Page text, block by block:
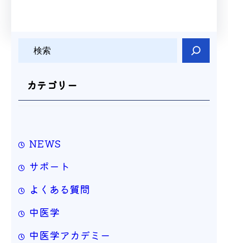
カテゴリー
NEWS
サポート
よくある質問
中医学
中医学アカデミー